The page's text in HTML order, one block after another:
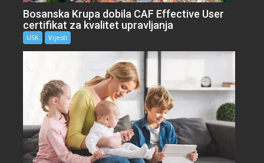
Bosanska Krupa dobila CAF Effective User
certifikat za kvalitet upravljanja
USK Vijesti